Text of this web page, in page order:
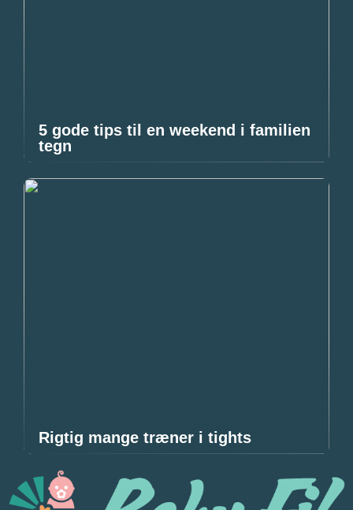
5 gode tips til en weekend i familien
tegn
Rigtig mange træner i tights